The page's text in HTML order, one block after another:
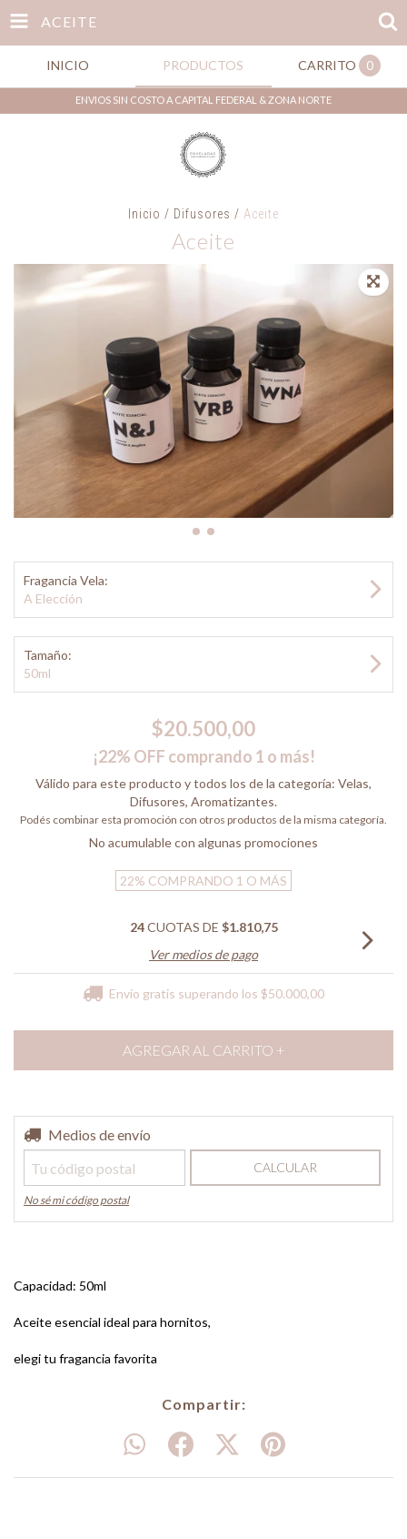
ACEITE
INICIO PRODUCTOS CARRITO 0
ENVIOS SIN COSTO A CAPITAL FEDERAL & ZONA NORTE
Inicio / Difusores / Aceite
Aceite
Fragancia Vela:
A Elección
Tamaño:
50ml
$20.500,00
¡22% OFF comprando 1 o más!
Válido para este producto y todos los de la categoría: Velas,
Difusores, Aromatizantes.
Podés combinar esta promoción con otros productos de la misma categoría.
No acumulable con algunas promociones
22% COMPRANDO 1 O MÁS
24CUOTAS DE $1.810,75
Ver medios de pago
Envío gratis superando los $50.000,00
Entregas para el CP:
Medios de envío
CALCULAR
No sé mi código postal
Capacidad: 50ml
Aceite esencial ideal para hornitos,
elegi tu fragancia favorita
Compartir: